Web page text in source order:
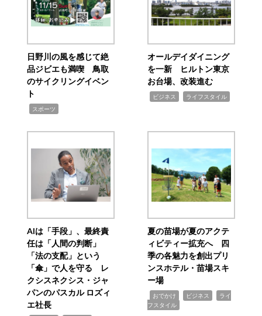
日野川の風を感じて絶
品ジビエも満喫 鳥取
のサイクリングイベン
ト
スポーツ
オールデイダイニング
を一新 ヒルトン東京
お台場、改装進む
ビジネス ライフスタイル
AIは「手段」、最終責
任は「人間の判断」
「法の支配」という
「傘」で人を守る レ
クシスネクシス・ジャ
パンのパスカル ロズィ
エ社長
夏の苗場が夏のアクテ
ィビティー拡充へ 四
季の各魅力を創出プリ
ンスホテル・苗場スキ
ー場
おでかけ ビジネス
ライ
フスタイル